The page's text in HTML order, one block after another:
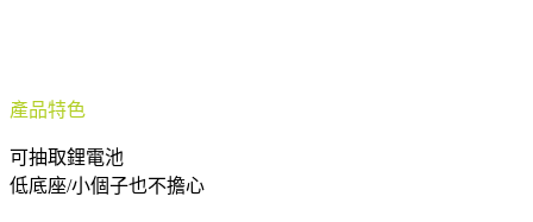
產品特色
可抽取鋰電池
低底座/小個子也不擔心